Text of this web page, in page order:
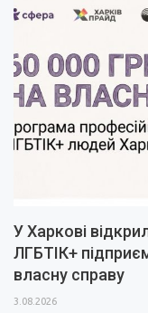
У Харкові
ЛГБТІК+
власну справу
3.08.2026